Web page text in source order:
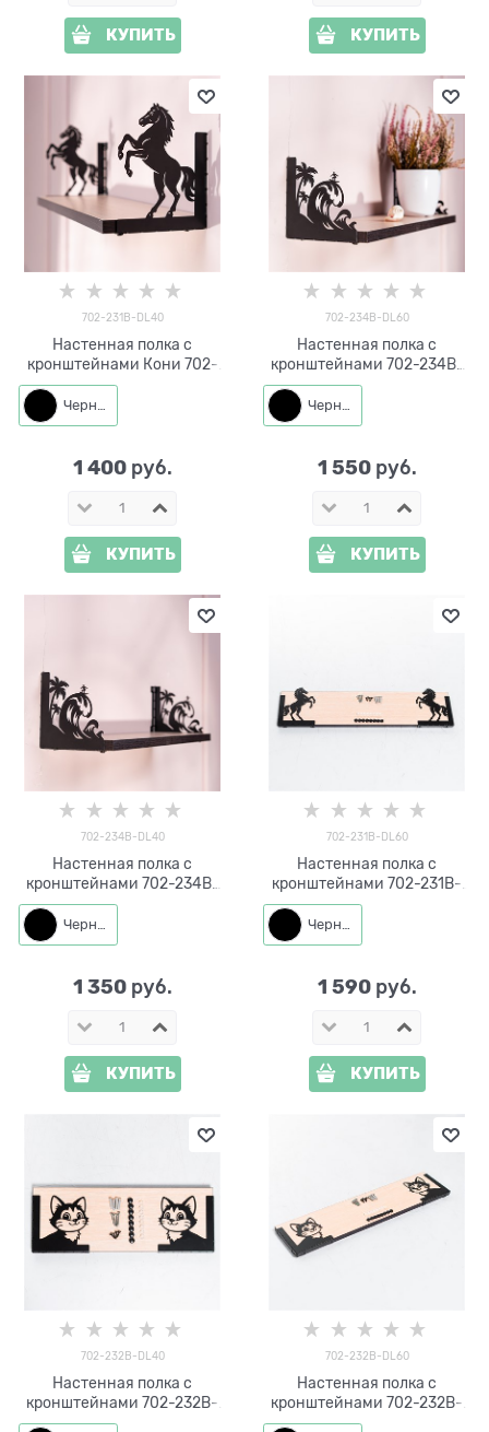
КУПИТЬ КУПИТЬ
702-231B-DL40
Настенная полка с
кронштейнами Кони 702-
231B-DL40 металл, ЛДСП
длина 40см
Черный
1 400 руб.
КУПИТЬ
702-234B-DL60
Настенная полка с
кронштейнами 702-234B-
DL60 металл, ЛДСП длина
Черный
1 550 руб.
КУПИТЬ
702-234B-DL40
Настенная полка с
кронштейнами 702-234B-
DL40 металл, ЛДСП длина
Черный
1 350 руб.
КУПИТЬ
702-231B-DL60
Настенная полка с
кронштейнами 702-231B-
DL60 металл, ЛДСП длина
Черный
1 590 руб.
КУПИТЬ
702-232B-DL40
Настенная полка с
кронштейнами 702-232B-
DL40 металл, ЛДСП длина
702-232B-DL60
Настенная полка с
кронштейнами 702-232B-
DL60 металл, ЛДСП длина